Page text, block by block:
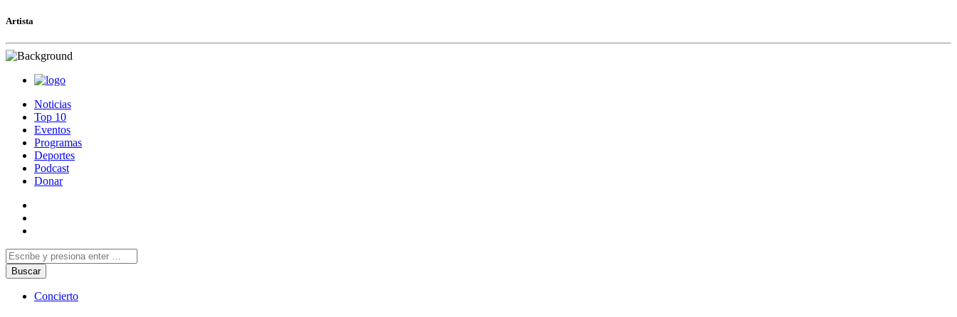
Artista
Noticias
Top 10
Eventos
Programas
Deportes
Podcast
Donar
Concierto